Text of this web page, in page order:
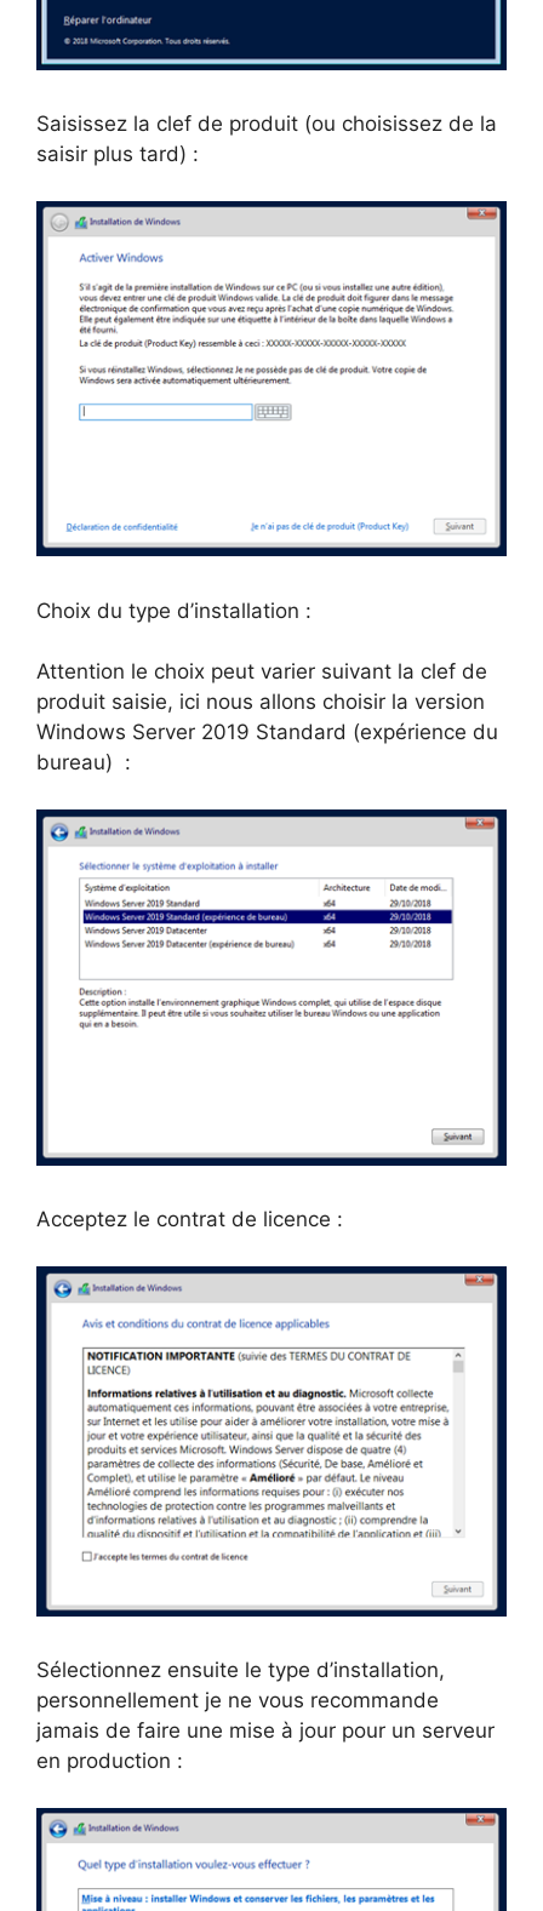
Saisissez la clef de produit (ou choisissez de la
saisir plus tard) :
Choix du type d’installation :
Attention le choix peut varier suivant la clef de
produit saisie, ici nous allons choisir la version
Windows Server 2019 Standard (expérience du
bureau) :
Acceptez le contrat de licence :
Sélectionnez ensuite le type d’installation,
personnellement je ne vous recommande
jamais de faire une mise à jour pour un serveur
en production :